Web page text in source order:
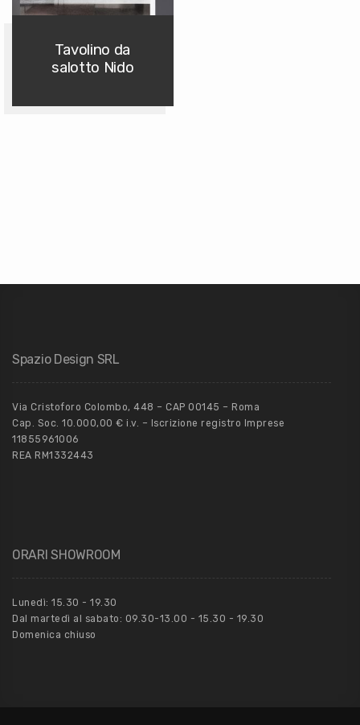
Tavolino da
salotto Nido
Spazio Design SRL
Via Cristoforo Colombo, 448 – CAP 00145 – Roma
Cap. Soc. 10.000,00 € i.v. – Iscrizione registro Imprese
11855961006
REA RM1332443
ORARI SHOWROOM
Lunedì: 15.30 - 19.30
Dal martedì al sabato: 09.30-13.00 - 15.30 - 19.30
Domenica chiuso